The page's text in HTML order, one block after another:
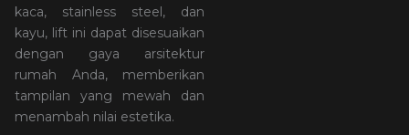
kaca, stainless steel, dan
kayu, lift ini dapat disesuaikan
dengan gaya arsitektur
rumah Anda, memberikan
tampilan yang mewah dan
menambah nilai estetika.